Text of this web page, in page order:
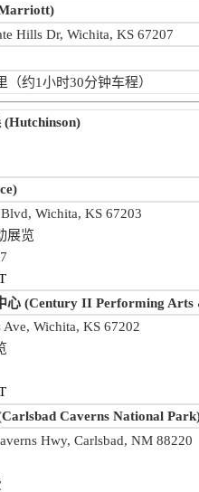
Hills Dr, Wichita, KS 67207
约1小时30分钟车程）
(Hutchinson)
Wichita, KS 67203
展览
心(Century II Performing Arts
Wichita, KS 67202
Caverns National
Hwy, Carlsbad, NM 88220